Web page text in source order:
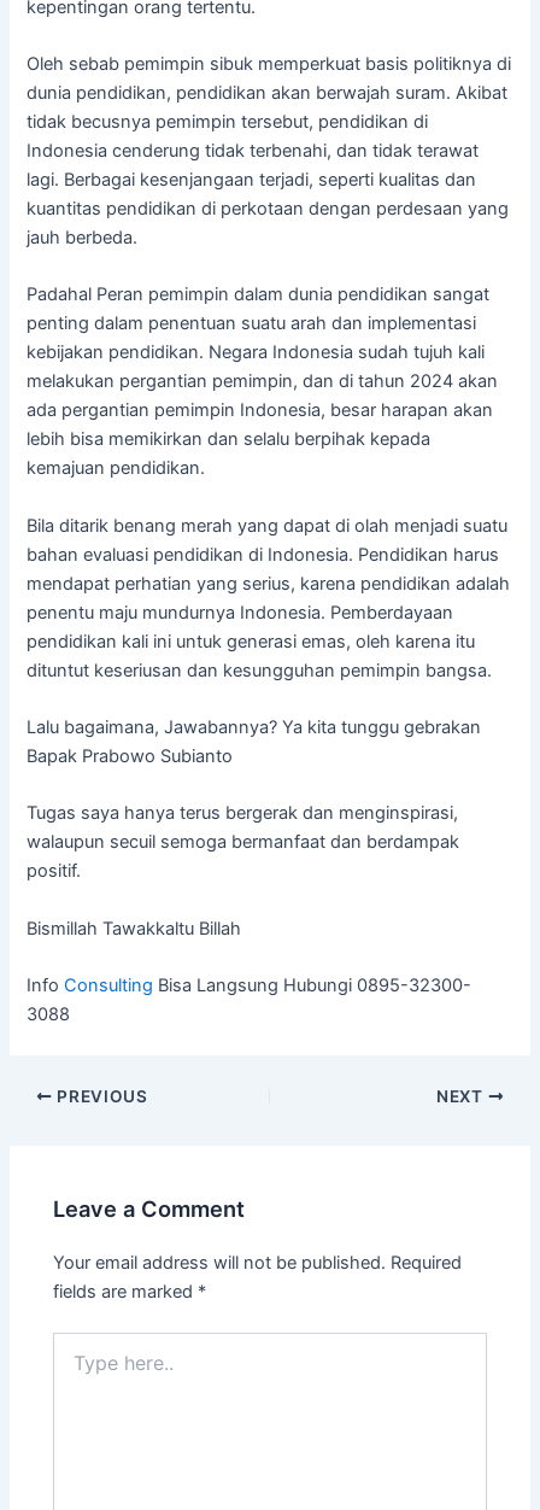
kepentingan orang tertentu.
Oleh sebab pemimpin sibuk memperkuat basis politiknya di
dunia pendidikan, pendidikan akan berwajah suram. Akibat
tidak becusnya pemimpin tersebut, pendidikan di
Indonesia cenderung tidak terbenahi, dan tidak terawat
lagi. Berbagai kesenjangaan terjadi, seperti kualitas dan
kuantitas pendidikan di perkotaan dengan perdesaan yang
jauh berbeda.
Padahal Peran pemimpin dalam dunia pendidikan sangat
penting dalam penentuan suatu arah dan implementasi
kebijakan pendidikan. Negara Indonesia sudah tujuh kali
melakukan pergantian pemimpin, dan di tahun 2024 akan
ada pergantian pemimpin Indonesia, besar harapan akan
lebih bisa memikirkan dan selalu berpihak kepada
kemajuan pendidikan.
Bila ditarik benang merah yang dapat di olah menjadi suatu
bahan evaluasi pendidikan di Indonesia. Pendidikan harus
mendapat perhatian yang serius, karena pendidikan adalah
penentu maju mundurnya Indonesia. Pemberdayaan
pendidikan kali ini untuk generasi emas, oleh karena itu
dituntut keseriusan dan kesungguhan pemimpin bangsa.
Lalu bagaimana, Jawabannya? Ya kita tunggu gebrakan
Bapak Prabowo Subianto
Tugas saya hanya terus bergerak dan menginspirasi,
walaupun secuil semoga bermanfaat dan berdampak
positif.
Bismillah Tawakkaltu Billah
InfoConsulting Bisa Langsung Hubungi 0895-32300-
3088
PREVIOUS NEXT
Leave a Comment
Your email address will not be published. Required
fields are marked *
here..